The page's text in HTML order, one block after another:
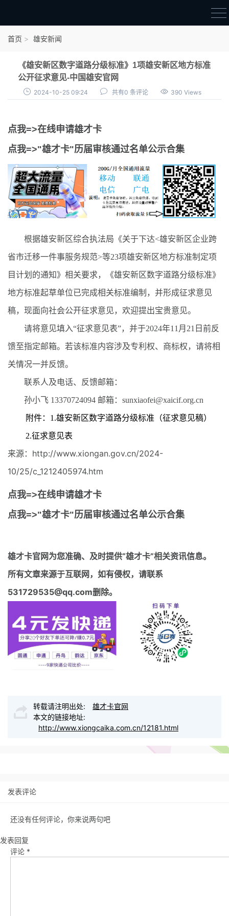
点我申领雄才卡
审核通过公示
首页 雄安新闻
《雄安新区数字道路分级标准》1项雄安新区地方标准
公开征求意见-中国雄安官网
2024-10-25 09:24 共有0 条评论 390 Views
点我=>在线申请雄才卡
点我=>"雄才卡"历届审核通过名单公示合集
根据雄安新区综合执法局《关于下达<雄安新区企业跨
省市迁移一件事服务规范>等23项雄安新区地方标准制定项
目计划的通知》相关要求，《雄安新区数字道路分级标准》
地方标准起草单位已完成相关标准编制，并形成征求意见
稿，现面向社会公开征求意见，欢迎提出宝贵意见。
请将意见填入“征求意见表”，并于2024年11月21日前反
馈至指定邮箱。若该标准内容涉及专利权、商标权，请将相
关情况一并反馈。
联系人及电话、反馈邮箱：
孙小飞 13370724094 邮箱：sunxiaofei@xaicif.org.cn
附件：1.雄安新区数字道路分级标准（征求意见稿）
2.征求意见表
来源：http://www.xiongan.gov.cn/2024-
10/25/c_1212405974.htm
点我=>在线申请雄才卡
点我=>"雄才卡"历届审核通过名单公示合集
雄才卡官网为您准确、及时提供“雄才卡”相关资讯信息。
所有文章来源于互联网，如有侵权，请联系
531729535@qq.com删除。
转载请注明出处:
雄才卡官网
本文的链接地址:
http://www.xiongcaika.com.cn/12181.html
发表评论
还没有任何评论，你来说两句吧
发表回复
评论 *